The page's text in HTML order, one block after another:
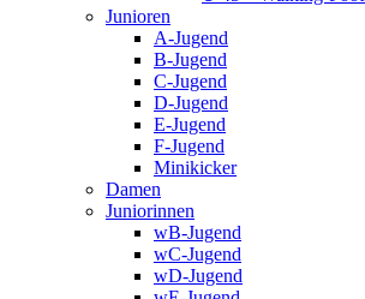
Junioren
A-Jugend
B-Jugend
C-Jugend
D-Jugend
E-Jugend
F-Jugend
Minikicker
Damen
Juniorinnen
wB-Jugend
wC-Jugend
wD-Jugend